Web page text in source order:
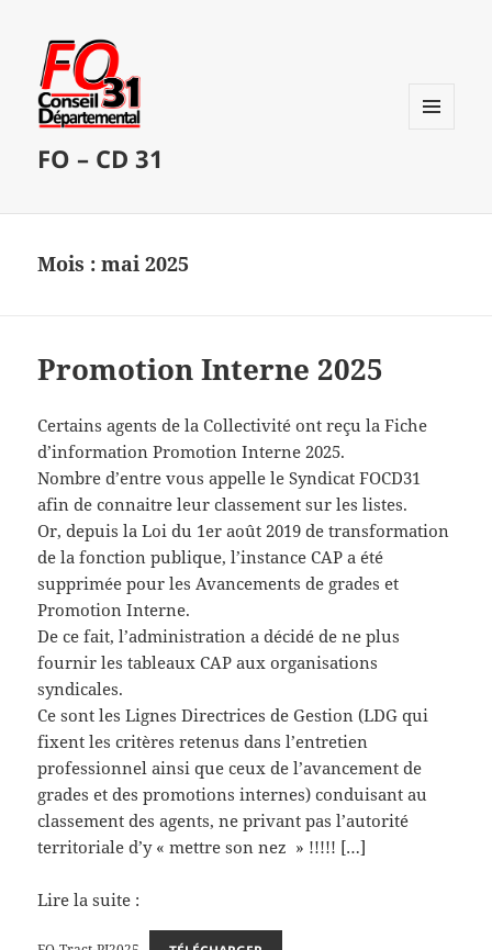
FO – CD 31
Mois :mai 2025
Promotion Interne 2025
Certains agents de la Collectivité ont reçu la Fiche
d’information Promotion Interne 2025.
Nombre d’entre vous appelle le Syndicat FOCD31
afin de connaitre leur classement sur les listes.
Or, depuis la Loi du 1er août 2019 de transformation
de la fonction publique, l’instance CAP a été
supprimée pour les Avancements de grades et
Promotion Interne.
De ce fait, l’administration a décidé de ne plus
fournir les tableaux CAP aux organisations
syndicales.
Ce sont les Lignes Directrices de Gestion (LDG qui
fixent les critères retenus dans l’entretien
professionnel ainsi que ceux de l’avancement de
grades et des promotions internes) conduisant au
classement des agents, ne privant pas l’autorité
territoriale d’y « mettre son nez » !!!!! […]
Lire la suite :